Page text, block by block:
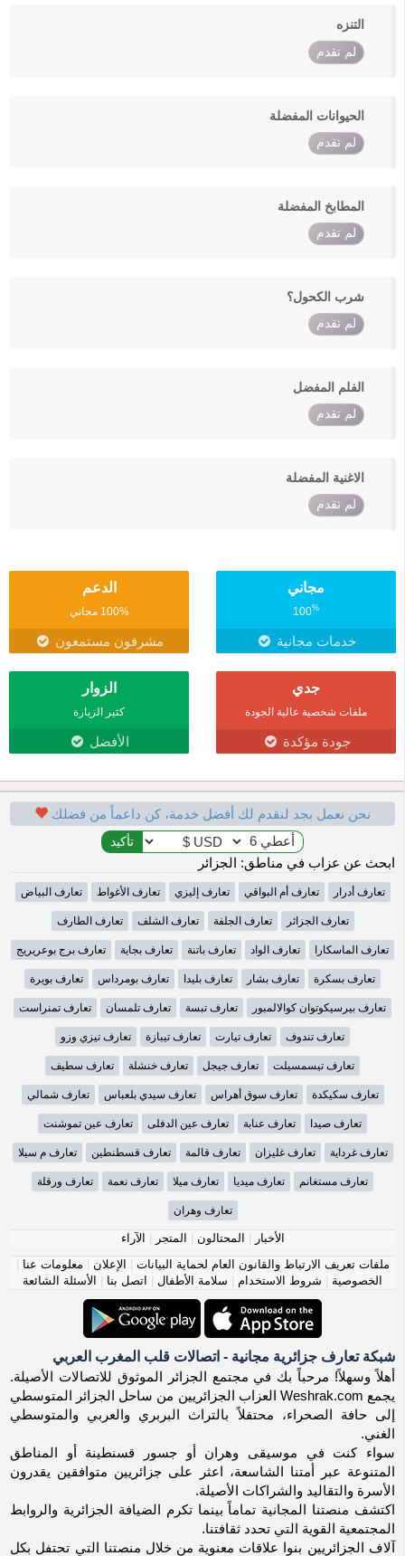
التنزه
لم تقدم
الحيوانات المفضلة
لم تقدم
المطابخ المفضلة
لم تقدم
شرب الكحول؟
لم تقدم
الفلم المفضل
لم تقدم
الاغنية المفضلة
لم تقدم
مجاني
100%
خدمات مجانية
الدعم
100% مجاني
مشرفون مستمعون
جدي
ملفات شخصية عالية الجودة
جودة مؤكدة
الزوار
كثير الزيارة
الأفضل
نحن نعمل بجد لنقدم لك أفضل خدمة، كن داعماً من فضلك
ابحث عن عزاب في مناطق: الجزائر
تعارف أدرار تعارف أم البواقي تعارف إليزي تعارف الأغواط تعارف البياض
تعارف الجزائر تعارف الجلفة تعارف الشلف تعارف الطارف
تعارف الماسكارا تعارف الواد تعارف باتنة تعارف بجاية تعارف برج بوعريريج
تعارف بسكرة تعارف بشار تعارف بليدا تعارف بومرداس تعارف بويرة
تعارف بيرسيكوتوان كوالالمبور تعارف تبسة تعارف تلمسان تعارف تمنراست
تعارف تندوف تعارف تيارت تعارف تيبازة تعارف تيزي وزو
تعارف تيسمسيلت تعارف جيجل تعارف خنشلة تعارف سطيف
تعارف سكيكدة تعارف سوق أهراس تعارف سيدي بلعباس تعارف شمالي
تعارف صيدا تعارف عنابة تعارف عين الدفلى تعارف عين تموشنت
تعارف غرداية تعارف غليزان تعارف قالمة تعارف قسطنطين تعارف م سيلا
تعارف مستغانم تعارف ميديا تعارف ميلا تعارف نعمة تعارف ورقلة
تعارف وهران
الأخبار | المحتالون | المتجر | الآراء
ملفات تعريف الارتباط والقانون العام لحماية البيانات | الإعلان | معلومات عنا |
الخصوصية | شروط الاستخدام | سلامة الأطفال | اتصل بنا | الأسئلة الشائعة
شبكة تعارف جزائرية مجانية - اتصالات قلب المغرب العربي
أهلاً وسهلاً! مرحباً بك في مجتمع الجزائر الموثوق للاتصالات الأصيلة.
يجمع Weshrak.com العزاب الجزائريين من ساحل الجزائر المتوسطي
إلى حافة الصحراء، محتفلاً بالتراث البربري والعربي والمتوسطي
الغني.
سواء كنت في موسيقى وهران أو جسور قسنطينة أو المناطق
المتنوعة عبر أمتنا الشاسعة، اعثر على جزائريين متوافقين يقدرون
الأسرة والتقاليد والشراكات الأصيلة.
اكتشف منصتنا المجانية تماماً بينما تكرم الضيافة الجزائرية والروابط
المجتمعية القوية التي تحدد ثقافتنا.
آلاف الجزائريين بنوا علاقات معنوية من خلال منصتنا التي تحتفل بكل